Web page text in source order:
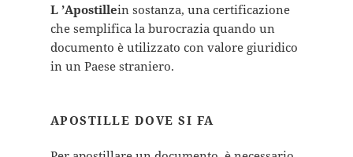
L ’Apostillein sostanza, una certificazione
che semplifica la burocrazia quando un
documento è utilizzato con valore giuridico
in un Paese straniero.
APOSTILLE DOVE SI FA